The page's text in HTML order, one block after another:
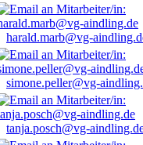
harald.marb@vg-
simone.peller@vg-
tanja.posch@vg-